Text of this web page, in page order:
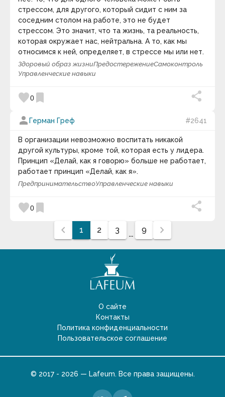
стрессом, для другого, который сидит с ним за
соседним столом на работе, это не будет
стрессом. Это значит, что та жизнь, та реальность,
которая окружает нас, нейтральна. А то, как мы
относимся к ней, определяет, в стрессе мы или нет.
Здоровый образ жизниПредостережениеСамоконтроль
Управленческие навыки
favorite0 bookmark
person Герман Греф #2641
В организации невозможно воспитать никакой
другой культуры, кроме той, которая есть у лидера.
Принцип «Делай, как я говорю» больше не работает,
работает принцип «Делай, как я».
ПредпринимательствоУправленческие навыки
favorite0 bookmark
chevron_left
1 2 3 ... 9 chevron_right
О сайте
Контакты
Политика конфиденциальности
Пользовательское соглашение
© 2017 - 2026 — Lafeum. Все права защищены.